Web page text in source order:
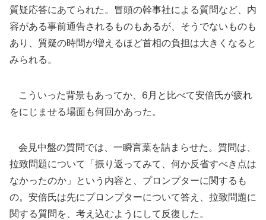
質疑応答にあてられた。冒頭の幹事社による質問など、内
容がある事前通告されるものもあるが、そうでないものも
あり、質疑の時間が増えるほど首相の負担は大きくなると
みられる。
こういった背景もあってか、6月と比べて安倍氏が疲れ
をにじませる場面も何回かあった。
会見中盤の質問では、一瞬言葉を詰まらせた。質問は、
拉致問題について「振り返ってみて、何か反省すべき点は
なかったのか」という内容と、プロンプターに関するも
の。安倍氏は先にプロンプターについて答え、拉致問題に
関する質問を、考え込むようにして反復した。